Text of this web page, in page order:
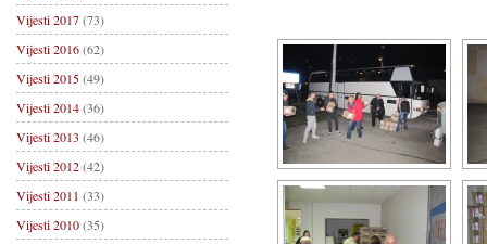
Vijesti 2017(73)
Vijesti 2016(62)
Vijesti 2015(49)
Vijesti 2014(36)
Vijesti 2013 (46)
Vijesti 2012(42)
Vijesti 2011 (33)
Vijesti 2010(35)